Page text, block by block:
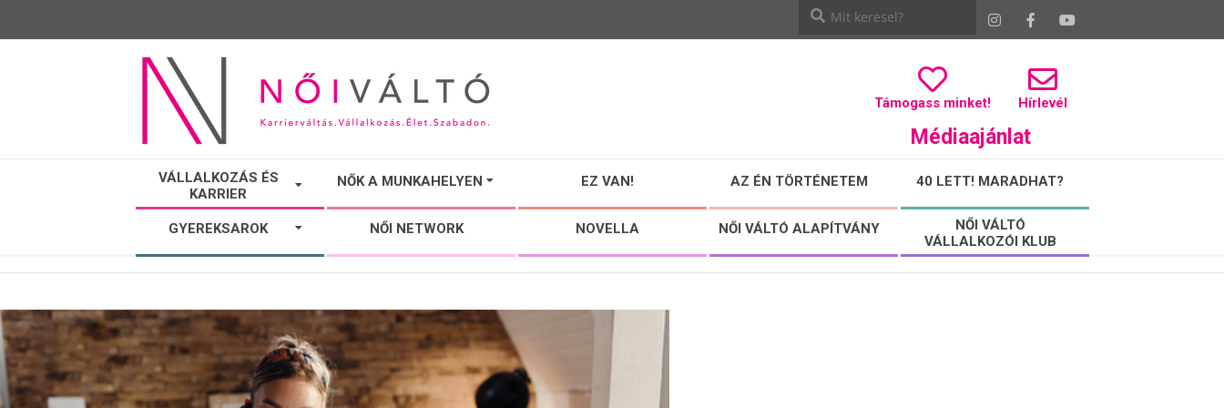
NŐI
VÁLTÓ
Támogass minket! Hírlevél
Médiaajánlat
VÁLLALKOZÁS ÉS
KARRIER
NŐK A MUNKAHELYEN EZ VAN! AZ ÉN TÖRTÉNETEM 40 LETT! MARADHAT?
GYEREKSAROK NŐI NETWORK NOVELLA NŐI VÁLTÓ ALAPÍTVÁNY
NŐI VÁLTÓ
VÁLLALKOZÓI KLUB